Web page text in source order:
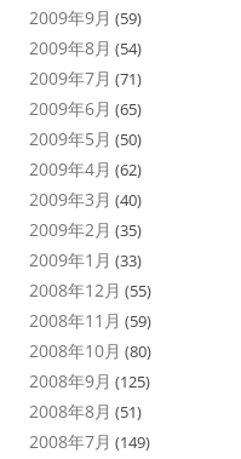
2009年9月 (59)
2009年8月 (54)
2009年7月 (71)
2009年6月 (65)
2009年5月 (50)
2009年4月 (62)
2009年3月 (40)
2009年2月 (35)
2009年1月 (33)
2008年12月 (55)
2008年11月 (59)
2008年10月 (80)
2008年9月 (125)
2008年8月 (51)
2008年7月 (149)